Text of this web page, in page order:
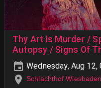
Thy Art Is Murder /
Autopsy / Signs Of
Wednesday, Aug 12,
Schlachthof Wiesbaden